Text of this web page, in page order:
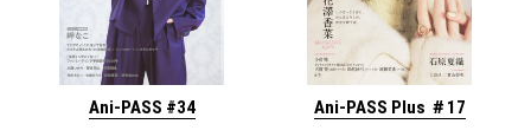
Ani-PASS #34 Ani-PASS Plus ＃17